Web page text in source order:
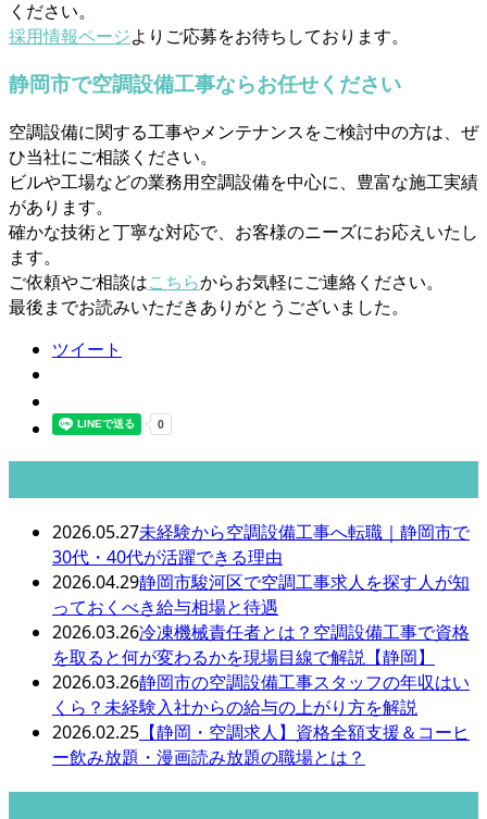
ください。
採用情報ページよりご応募をお待ちしております。
静岡市で空調設備工事ならお任せください
空調設備に関する工事やメンテナンスをご検討中の方は、ぜ
ひ当社にご相談ください。
ビルや工場などの業務用空調設備を中心に、豊富な施工実績
があります。
確かな技術と丁寧な対応で、お客様のニーズにお応えいたし
ます。
ご依頼やご相談はこちらからお気軽にご連絡ください。
最後までお読みいただきありがとうございました。
ツイート
2026.05.27未経験から空調設備工事へ転職｜静岡市で
30代・40代が活躍できる理由
2026.04.29静岡市駿河区で空調工事求人を探す人が知
っておくべき給与相場と待遇
2026.03.26冷凍機械責任者とは？空調設備工事で資格
を取ると何が変わるかを現場目線で解説【静岡】
2026.03.26静岡市の空調設備工事スタッフの年収はい
くら？未経験入社からの給与の上がり方を解説
2026.02.25 【静岡・空調求人】資格全額支援＆コーヒ
ー飲み放題・漫画読み放題の職場とは？